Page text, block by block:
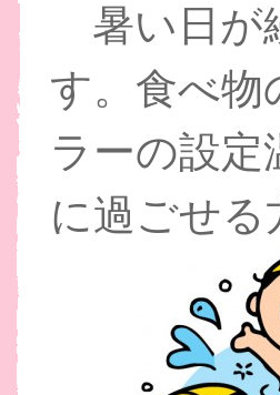
暑い日が
す。食べ物
ラーの設
に過ごせ